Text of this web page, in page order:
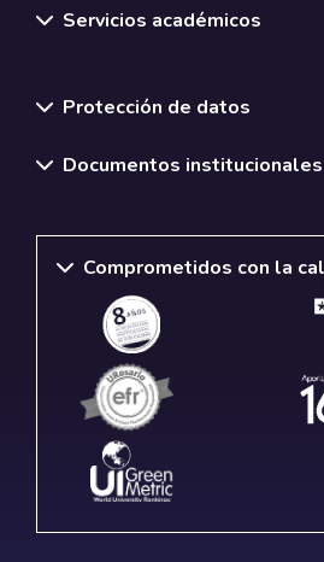
Servicios académicos
Protección de datos
Documentos
Comprometidos con la